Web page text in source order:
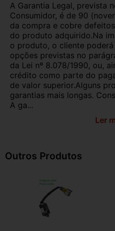
A Garantia Legal, prevista
Consumidor, é de 90
da compra e cobre
do produto adquirido.Na
o produto, o cliente
opções previstas no
da Lei nº 8.078/1990, ou,
crédito como parte do
de valor superior.Alguns
garantias mais longas.
A ga...
Ler
Outros Produtos